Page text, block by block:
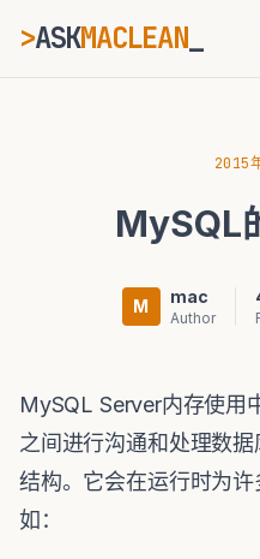
>ASKMACLEAN
⌘K
2015
MySQL
M mac
Author
MySQL Server内存使用
之间进行沟通和处理数
结构。它会在运行时为许
如：